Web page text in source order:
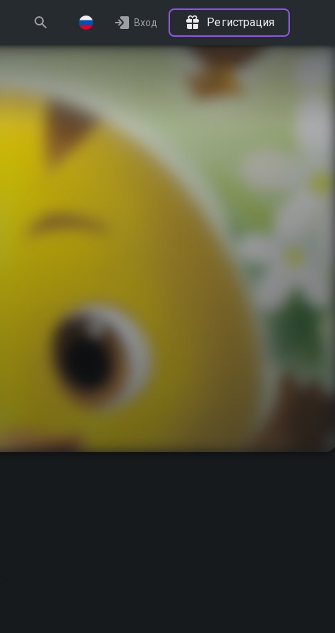
Вход Регистрация